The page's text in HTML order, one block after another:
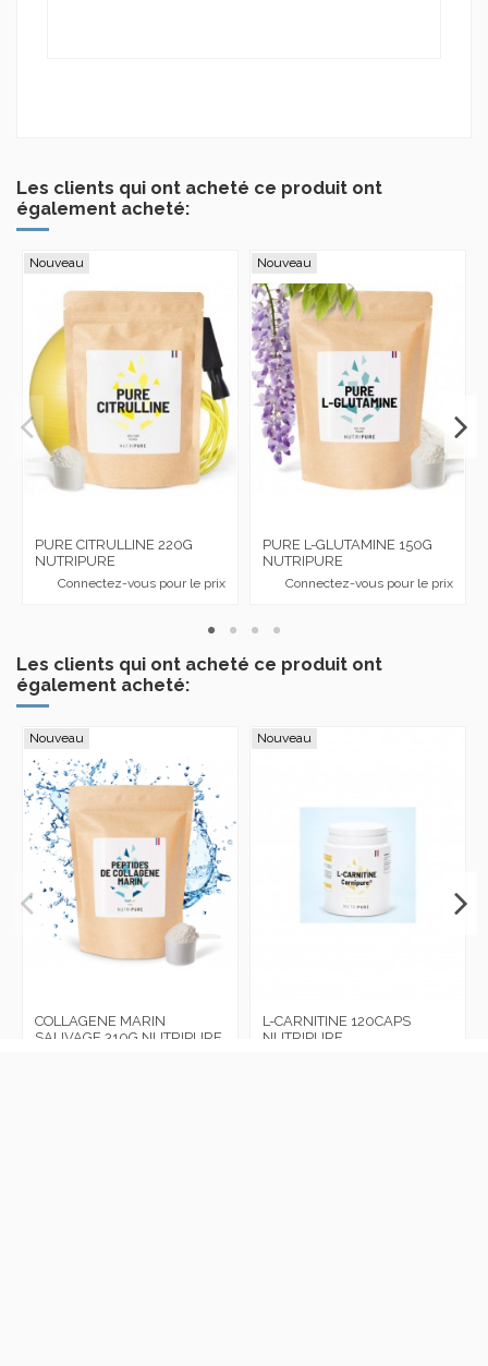
Les clients qui ont acheté ce produit ont
également acheté:
Nouveau
PURE CITRULLINE 220G
NUTRIPURE
Connectez-vous pour le prix
Nouveau
PURE L-GLUTAMINE 150G
NUTRIPURE
Connectez-vous pour le prix
Les clients qui ont acheté ce produit ont
également acheté:
Nouveau
COLLAGENE MARIN
SAUVAGE 310G NUTRIPURE
Nouveau
L-CARNITINE 120CAPS
NUTRIPURE